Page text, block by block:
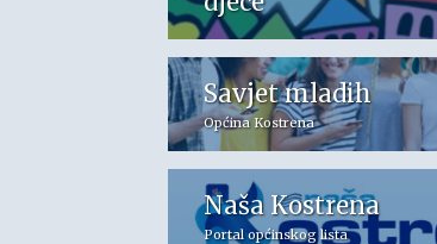
Savjet mladih
Općina Kostrena
Naša Kostrena
Portal općinskog lista